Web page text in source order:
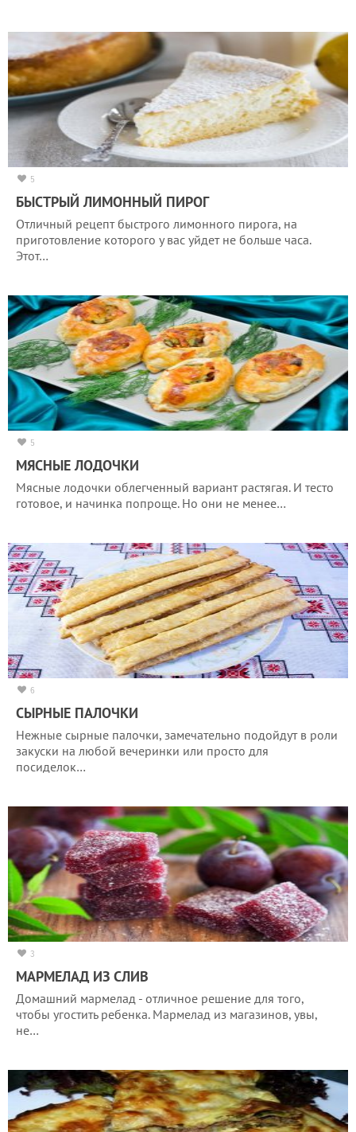
5
БЫСТРЫЙ ЛИМОННЫЙ ПИРОГ
Отличный рецепт быстрого лимонного пирога, на
приготовление которого у вас уйдет не больше часа.
Этот…
5
МЯСНЫЕ ЛОДОЧКИ
Мясные лодочки облегченный вариант растягая. И тесто
готовое, и начинка попроще. Но они не менее…
6
СЫРНЫЕ ПАЛОЧКИ
Нежные сырные палочки, замечательно подойдут в роли
закуски на любой вечеринки или просто для
посиделок…
3
МАРМЕЛАД ИЗ СЛИВ
Домашний мармелад - отличное решение для того,
чтобы угостить ребенка. Мармелад из магазинов, увы,
не…